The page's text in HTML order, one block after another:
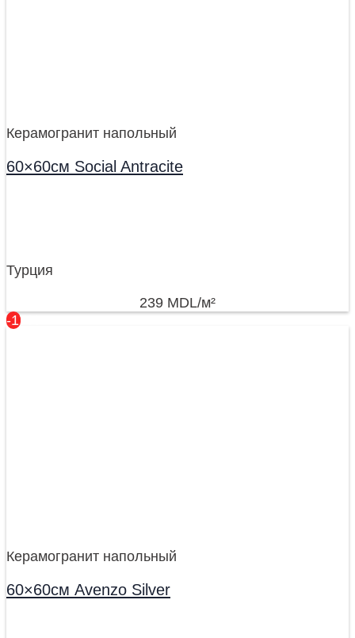
Керамогранит напольный
60×60см Social Antracite
Турция
239 MDL/м²
-17%
Керамогранит напольный
60×60см Avenzo Silver